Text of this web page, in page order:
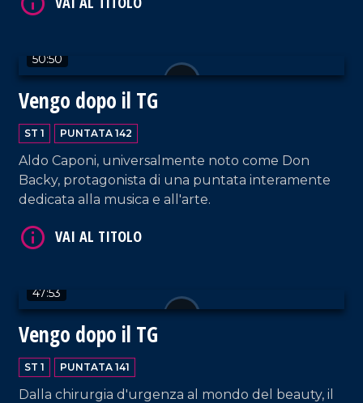
50:50
Vengo dopo il TG
ST 1 PUNTATA 142
Aldo Caponi, universalmente noto come Don
Backy, protagonista di una puntata interamente
dedicata alla musica e all'arte.
47:53
Vengo dopo il TG
ST 1 PUNTATA 141
Dalla chirurgia d'urgenza al mondo del beauty, il
VAI AL TITOLO